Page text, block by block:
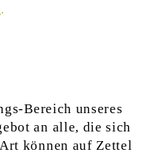
Bereich unseres
an alle, die sich
können auf Zettel